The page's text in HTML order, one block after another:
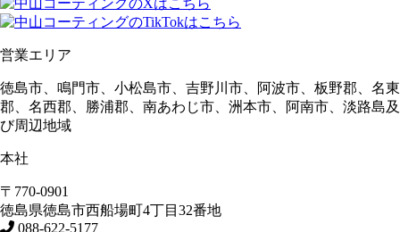
営業エリア
徳島市、鳴門市、小松島市、吉野川市、阿波市、板野郡、名東
郡、名西郡、勝浦郡、南あわじ市、洲本市、阿南市、淡路島及
び周辺地域
本社
〒770-0901
徳島県徳島市西船場町4丁目32番地
088-622-5177